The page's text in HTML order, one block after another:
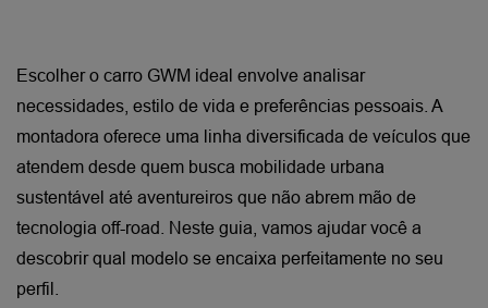
Escolher o carro GWM ideal envolve analisar
necessidades, estilo de vida e preferências pessoais. A
montadora oferece uma linha diversificada de veículos que
atendem desde quem busca mobilidade urbana
sustentável até aventureiros que não abrem mão de
tecnologia off-road. Neste guia, vamos ajudar você a
descobrir qual modelo se encaixa perfeitamente no seu
perfil.